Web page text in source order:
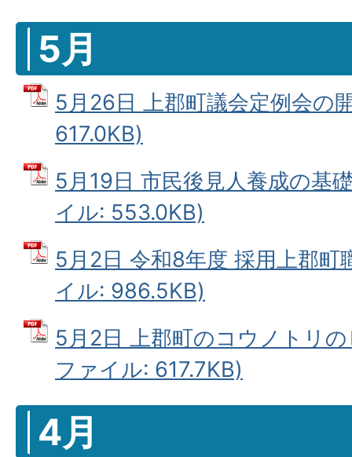
5月
5月26日 上郡町議会定例会の
617.0KB)
5月19日 市民後見人養成の基
イル: 553.0KB)
5月2日 令和8年度 採用上郡町
イル: 986.5KB)
5月2日 上郡町のコウノトリ
ファイル: 617.7KB)
4月